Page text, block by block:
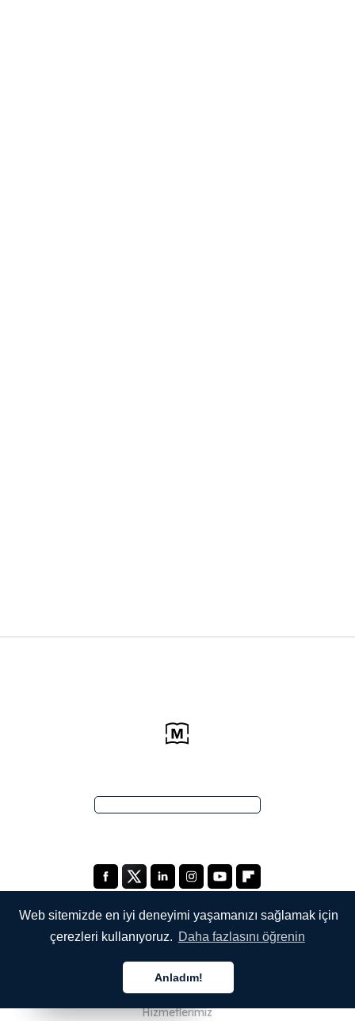
Web sitemizde en iyi deneyimi yaşamanızı sağlamak için
çerezleri kullanıyoruz. Daha fazlasını öğrenin
Anladım!
Hakkımızda
Hizmetlerimiz
Türkçe
Türkçe
Türkçe